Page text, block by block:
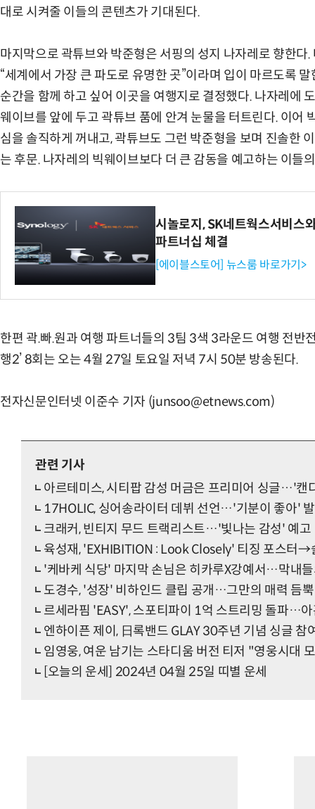
대로 시켜줄 이들의 콘텐츠가 기대된다.
마지막으로 곽튜브와 박준형은 서핑의 성지 나자레로 향한
“세계에서 가장 큰 파도로 유명한 곳”이라며 입이 마르도록
순간을 함께 하고 싶어 이곳을 여행지로 결정했다. 나자레에
웨이브를 앞에 두고 곽튜브 품에 안겨 눈물을 터트린다. 이어
심을 솔직하게 꺼내고, 곽튜브도 그런 박준형을 보며 진솔한
는 후문. 나자레의 빅웨이브보다 더 큰 감동을 예고하는 이들
시놀로지, SK네트웍스서비스
파트너십 체결
[에이블스토어] 뉴스룸 바로가기>
한편 곽.빠.원과 여행 파트너들의 3팀 3색 3라운드 여행 전반
행2’ 8회는 오는 4월 27일 토요일 저녁 7시 50분 방송된다.
전자신문인터넷 이준수 기자 (junsoo@etnews.com)
관련 기사
아르테미스, 시티팝 감성 머금은 프리미어 싱글…'캔
17HOLIC, 싱어송라이터 데뷔 선언…'기분이 좋아'
크래커, 빈티지 무드 트랙리스트…'빛나는 감성' 예고
육성재, 'EXHIBITION : Look Closely' 티징 포스터→
'케바케 식당' 마지막 손님은 히카루X강예서…막내
도경수, '성장' 비하인드 클립 공개…그만의 매력 듬뿍
르세라핌 'EASY', 스포티파이 1억 스트리밍 돌파…
엔하이픈 제이, 日록밴드 GLAY 30주년 기념 싱글 참
임영웅, 여운 남기는 스타디움 버전 티저 "영웅시대
[오늘의 운세] 2024년 04월 25일 띠별 운세